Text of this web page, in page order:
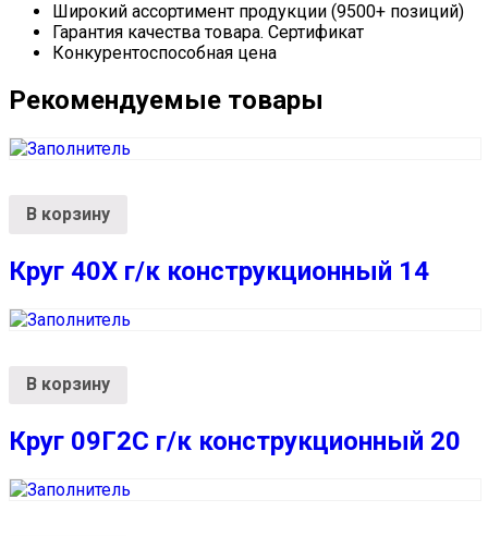
Широкий ассортимент продукции (9500+ позиций)
Гарантия качества товара. Сертификат
Конкурентоспособная цена
Рекомендуемые товары
В корзину
Круг 40Х г/к конструкционный 14
В корзину
Круг 09Г2С г/к конструкционный 20